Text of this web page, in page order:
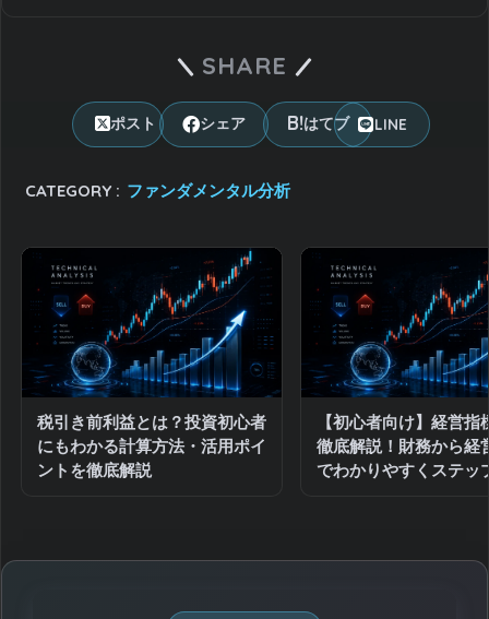
SHARE
ポスト シェア はてブ LINE
CATEGORY : ファンダメンタル分析
税引き前利益とは？投資初心者
にもわかる計算方法・活用ポイ
ントを徹底解説
【初心者向け】経営指
徹底解説！財務から経
でわかりやすくステッ